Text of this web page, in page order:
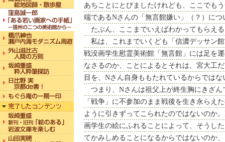
あちことにとびましたけれども、ここでも
端であるNさんの「無言館嫌い」（？）に
たぶん、ここまでいえばわかってもらえ
私は、これまでいくども「信濃デッサン
戦没画学生慰霊美術館「無言館」には足を
なさるのか、ことによるとそれは、宮大工
目を、Nさん自身ももたれているからでは
つまり、Nさんは祖父上が終生胸にきざ
「戦争」に不参加のまま戦後を生き永らえ
ように引きずってこられたのではないのか
画学生の絵にふれることによって、そうし
てかみしめることになるからではないのか